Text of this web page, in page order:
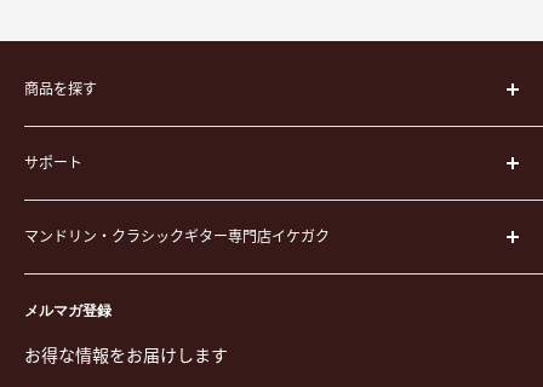
商品を探す
楽器
楽器ケース
弦
ピック
演奏用品
ステーショナリー&アクセサリー
楽譜
サポート
運営会社
イケガクについて
お買い物ガイド
特定商取引法に基づく表示
プライバシーポリシー
メルマガ登録
お得な情報をお届けします
マンドリン・クラシックギター専門店イケガク
〒171-0021 東京都豊島区西池袋3-23-5 芦沢ビル2F
TEL. 03-5952-1391 / FAX. 03-5952-1392
営業時間 月-水,金,土 11:00-19:00 / 日,祝 11:00-18:00 (木曜定